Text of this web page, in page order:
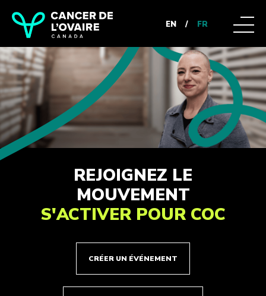
EN / FR
REJOIGNEZ LE
MOUVEMENT
S'ACTIVER POUR COC
CRÉER UN ÉVÉNEMENT